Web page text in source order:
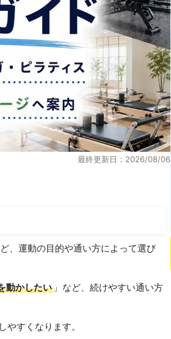
最終更新日：2026/08/06
、運動の目的や通い方によって選び
動かしたい 」など、続けやすい通い方
やすくなります。